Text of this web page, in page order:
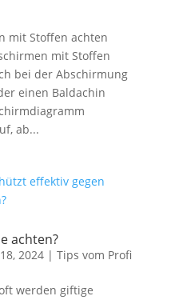
mit Stoffen achten
mit Stoffen
bei der Abschirmung
einen Baldachin
ab...
achten?
2024| Tips vom Profi
werden giftige